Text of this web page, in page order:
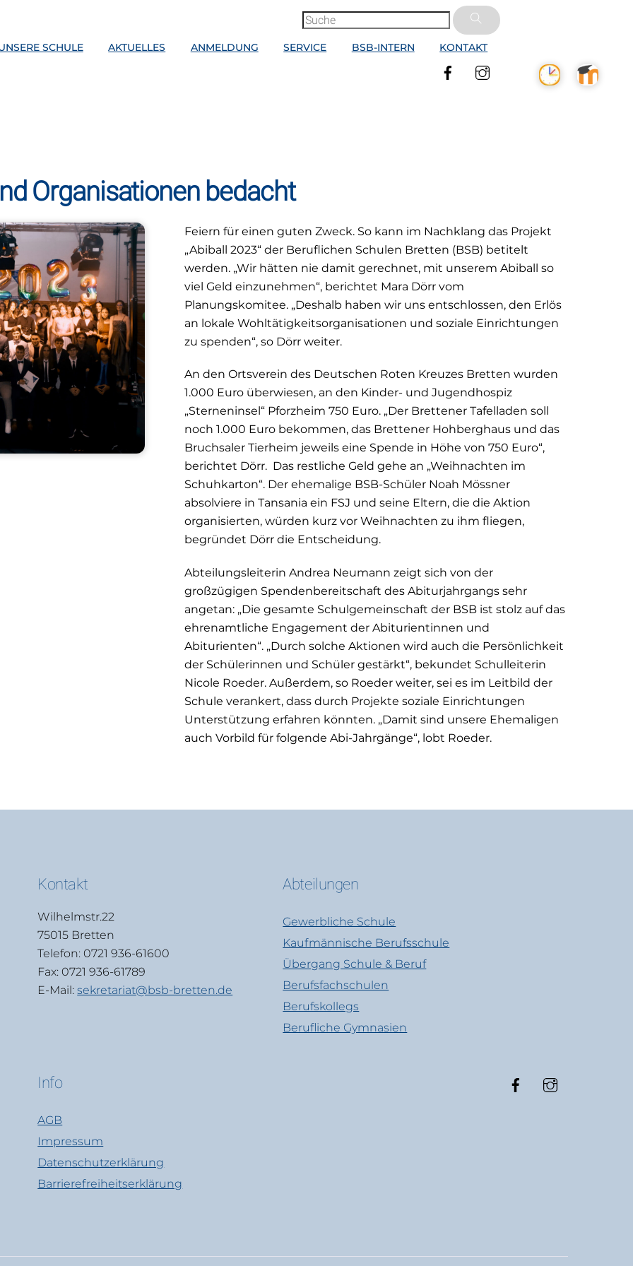
SCHULE AKTUELLES ANMELDUNG SERVICE BSB-INTERN KONTAKT
FacebookInstagram
Organisationen bedacht
Feiern für einen guten Zweck. So kann im Nachklang das Projekt
„Abiball 2023“ der Beruflichen Schulen Bretten (BSB) betitelt
werden. „Wir hätten nie damit gerechnet, mit unserem Abiball so
viel Geld einzunehmen“, berichtet Mara Dörr vom
Planungskomitee. „Deshalb haben wir uns entschlossen, den Erlös
an lokale Wohltätigkeitsorganisationen und soziale Einrichtungen
zu spenden“, so Dörr weiter.
An den Ortsverein des Deutschen Roten Kreuzes Bretten wurden
1.000 Euro überwiesen, an den Kinder- und Jugendhospiz
„Sterneninsel“ Pforzheim 750 Euro. „Der Brettener Tafelladen soll
noch 1.000 Euro bekommen, das Brettener Hohberghaus und das
Bruchsaler Tierheim jeweils eine Spende in Höhe von 750 Euro“,
berichtet Dörr. Das restliche Geld gehe an „Weihnachten im
Schuhkarton“. Der ehemalige BSB-Schüler Noah Mössner
absolviere in Tansania ein FSJ und seine Eltern, die die Aktion
organisierten, würden kurz vor Weihnachten zu ihm fliegen,
begründet Dörr die Entscheidung.
Abteilungsleiterin Andrea Neumann zeigt sich von der
großzügigen Spendenbereitschaft des Abiturjahrgangs sehr
angetan: „Die gesamte Schulgemeinschaft der BSB ist stolz auf das
ehrenamtliche Engagement der Abiturientinnen und
Abiturienten“. „Durch solche Aktionen wird auch die Persönlichkeit
der Schülerinnen und Schüler gestärkt“, bekundet Schulleiterin
Nicole Roeder. Außerdem, so Roeder weiter, sei es im Leitbild der
Schule verankert, dass durch Projekte soziale Einrichtungen
Unterstützung erfahren könnten. „Damit sind unsere Ehemaligen
auch Vorbild für folgende Abi-Jahrgänge“, lobt Roeder.
Kontakt
Wilhelmstr.22
75015 Bretten
Telefon: 0721 936-61600
Fax: 0721 936-61789
E-Mail: sekretariat@bsb-bretten.de
Abteilungen
Gewerbliche Schule
Kaufmännische Berufsschule
Übergang Schule & Beruf
Berufsfachschulen
Berufskollegs
Berufliche Gymnasien
Info
AGB
Impressum
Datenschutzerklärung
Barrierefreiheitserklärung
Facebook